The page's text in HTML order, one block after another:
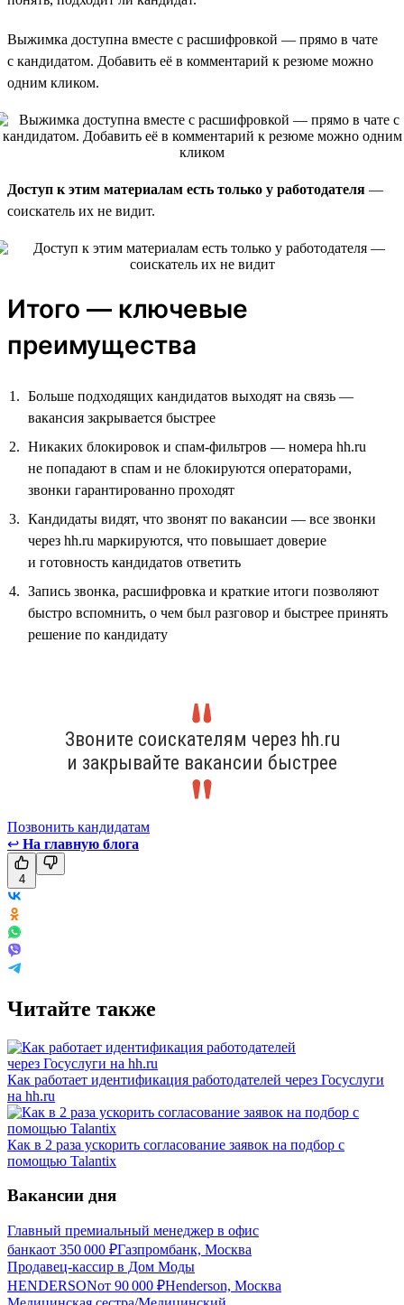
Выжимка доступна вместе с расшифровкой — прямо в чате
с кандидатом. Добавить её в комментарий к резюме можно
одним кликом.
Доступ к этим материалам есть только у работодателя —
соискатель их не видит.
Итого — ключевые
преимущества
Больше подходящих кандидатов выходят на связь —
вакансия закрывается быстрее
Никаких блокировок и спам-фильтров — номера hh.ru
не попадают в спам и не блокируются операторами,
звонки гарантированно проходят
Кандидаты видят, что звонят по вакансии — все звонки
через hh.ru маркируются, что повышает доверие
и готовность кандидатов ответить
Запись звонка, расшифровка и краткие итоги позволяют
быстро вспомнить, о чем был разговор и быстрее принять
решение по кандидату
Звоните соискателям через hh.ru
и закрывайте вакансии быстрее
Позвонить кандидатам
↩ На главную блога
4
Читайте также
Как работает идентификация работодателей через Госуслуги
на hh.ru
Как в 2 раза ускорить согласование заявок на подбор с
помощью Talantix
Вакансии дня
Главный премиальный менеджер в офис
банкаот 350 000 ₽Газпромбанк, Москва
Продавец-кассир в Дом Моды
HENDERSONот 90 000 ₽Henderson, Москва